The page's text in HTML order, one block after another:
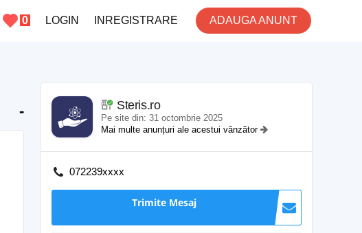
ADAUGA ANUNT
INREGISTRARE
LOGIN
0
- Steris.ro
Pe site din: 31 octombrie 2025
Mai multe anunțuri ale acestui vânzător
072239xxxx
Trimite Mesaj